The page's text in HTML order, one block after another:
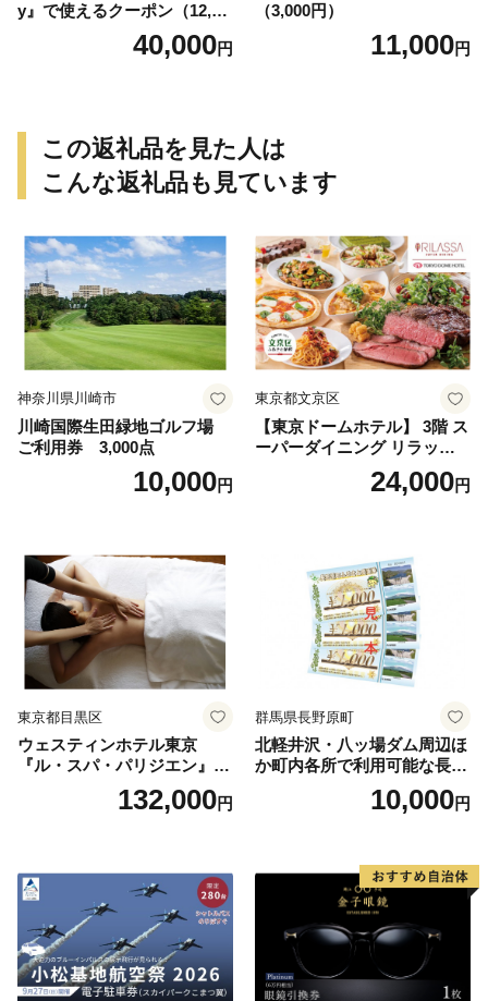
y』で使えるクーポン（12,00
40,000円
（3,000円）
11,000円
この返礼品を見た人は
こんな返礼品も見ています
神奈川県川崎市
川崎国際生田緑地ゴルフ場
ご利用券 3,000点
10,000円
東京都文京区
【東京ドームホテル】 3階 ス
ーパーダイニング リラッサ
ランチブッフェ お食事券 大
人1名様分 関東 東京 ご利用
24,000円
東京都目黒区
ウェスティンホテル東京
『ル・スパ・パリジエン』選
べるボディセラピー90分/1名
132,000円
群馬県長野原町
北軽井沢・八ッ場ダム周辺ほ
か町内各所で利用可能な長野
原町ふるさと感謝券（3,000
円分）【トラベル 観光 旅行
10,000円